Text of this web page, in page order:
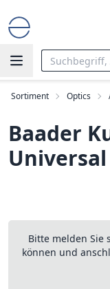
Sortiment Optics
Baader
Bitte melden Sie
können und